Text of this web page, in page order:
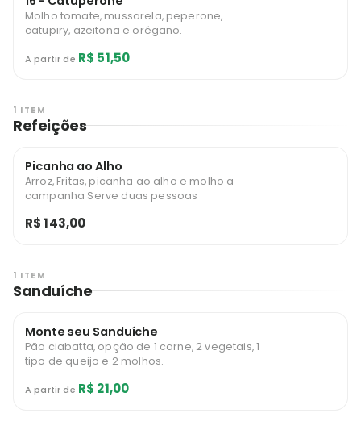
Molho tomate, mussarela, peperone,
catupiry, azeitona e orégano.
A partir de R$ 51,50
1 ITEM
Refeições
Picanha ao Alho
Arroz, Fritas, picanha ao alho e molho a
campanha Serve duas pessoas
R$ 143,00
1 ITEM
Sanduíche
Monte seu Sanduíche
Pão ciabatta, opção de 1 carne, 2 vegetais, 1
tipo de queijo e 2 molhos.
A partir de R$ 21,00